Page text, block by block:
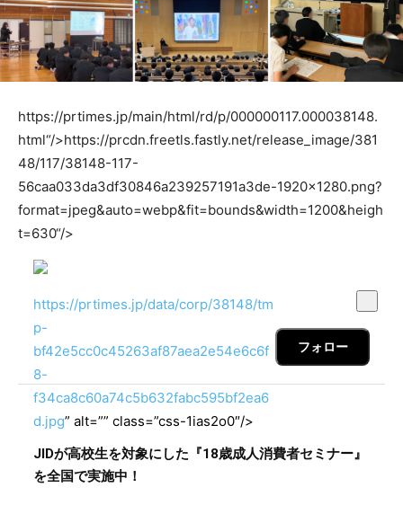
https://prtimes.jp/main/html/rd/p/000000117.000038148.
html“/>https://prcdn.freetls.fastly.net/release_image/381
48/117/38148-117-
56caa033da3df30846a239257191a3de-1920×1280.png?
format=jpeg&auto=webp&fit=bounds&width=1200&heigh
t=630“/>
https://prtimes.jp/data/corp/38148/tm
p-
bf42e5cc0c45263af87aea2e54e6c6f
8-
f34ca8c60a74c5b632fabc595bf2ea6
d.jpg” alt=”” class=”css-1ias2o0″/>
フォロー
JIDが高校生を対象にした『18歳成人消費者セミナー』
を全国で実施中！